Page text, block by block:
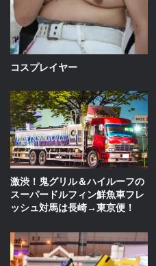
コスプレイヤー
激渋！鬼グリル＆ハイルーフの
スーパードルフィン鮮魚車フレ
ッシュ対馬は長崎→東京便！